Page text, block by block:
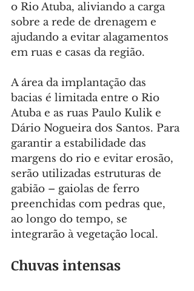
o Rio Atuba, aliviando a carga
sobre a rede de drenagem e
ajudando a evitar alagamentos
em ruas e casas da região.
A área da implantação das
bacias é limitada entre o Rio
Atuba e as ruas Paulo Kulik e
Dário Nogueira dos Santos. Para
garantir a estabilidade das
margens do rio e evitar erosão,
serão utilizadas estruturas de
gabião – gaiolas de ferro
preenchidas com pedras que,
ao longo do tempo, se
integrarão à vegetação local.
Chuvas intensas